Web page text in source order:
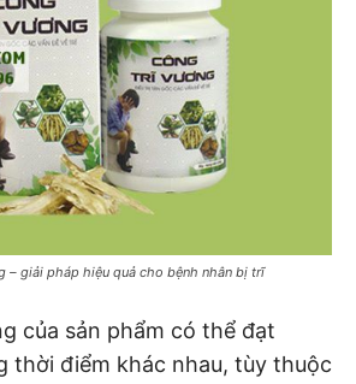
– giải pháp hiệu quả cho bệnh nhân bị trĩ
của sản phẩm có thể đạt
thời điểm khác nhau, tùy thuộc